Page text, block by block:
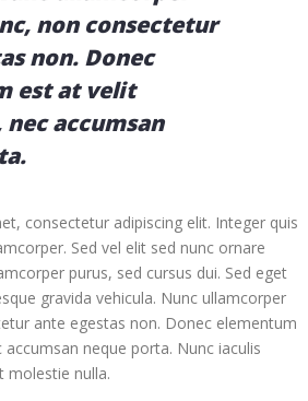
non consectetur
non. Donec
est at velit
nec accumsan
consectetur adipiscing elit. Integer quis
Sed vel elit sed nunc ornare
purus, sed cursus dui. Sed eget
gravida vehicula. Nunc ullamcorper
ante egestas non. Donec elementum
neque porta. Nunc iaculis
molestie nulla.